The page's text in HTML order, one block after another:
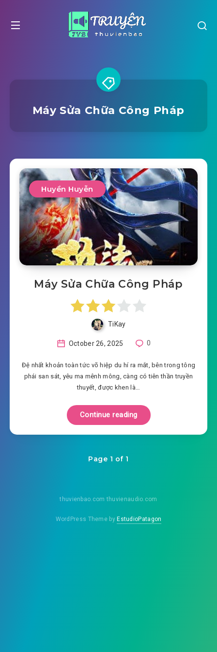
Máy Sửa Chữa Công Pháp
Huyền Huyễn
Máy Sửa Chữa Công Pháp
TiKay
October 26, 2025 0
Đệ nhất khoản toàn tức võ hiệp du hí ra mắt, bên trong tông
phái san sát, yêu ma mênh mông, càng có tiên thần truyền
thuyết, được khen là…
Continue reading
Page 1 of 1
thuvienbao.com thuvienaudio.com
WordPress Theme byEstudioPatagon